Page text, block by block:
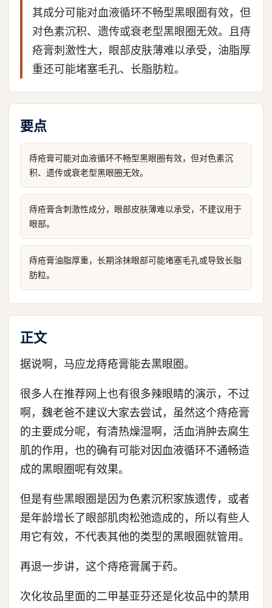
其成分可能对血液循环不畅型黑眼圈有效，但
对色素沉积、遗传或衰老型黑眼圈无效。且痔
疮膏刺激性大，眼部皮肤薄难以承受，油脂厚
重还可能堵塞毛孔、长脂肪粒。
要点
痔疮膏可能对血液循环不畅型黑眼圈有效，但对色素沉
积、遗传或衰老型黑眼圈无效。
痔疮膏含刺激性成分，眼部皮肤薄难以承受，不建议用于
眼部。
痔疮膏油脂厚重，长期涂抹眼部可能堵塞毛孔或导致长脂
肪粒。
正文
据说啊，马应龙痔疮膏能去黑眼圈。
很多人在推荐网上也有很多辣眼睛的演示，不过
啊，魏老爸不建议大家去尝试，虽然这个痔疮膏
的主要成分呢，有清热燥湿啊，活血消肿去腐生
肌的作用，也的确有可能对因血液循环不通畅造
成的黑眼圈呢有效果。
但是有些黑眼圈是因为色素沉积家族遗传，或者
是年龄增长了眼部肌肉松弛造成的，所以有些人
用它有效，不代表其他的类型的黑眼圈就管用。
再退一步讲，这个痔疮膏属于药。
次化妆品里面的二甲基亚芬还是化妆品中的禁用